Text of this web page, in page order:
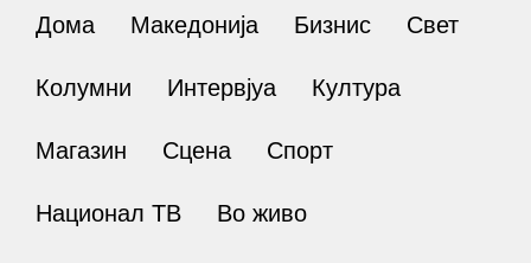
Дома Македонија Бизнис Свет
Колумни Интервјуа Култура
Магазин Сцена Спорт
Национал ТВ Во живо